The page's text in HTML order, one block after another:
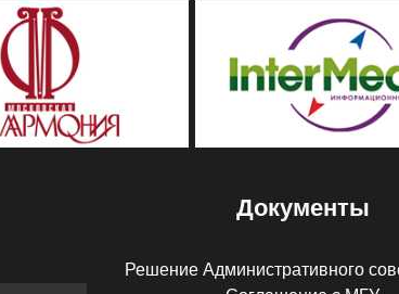
Документы
Решение Административного